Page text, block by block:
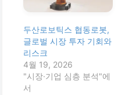
두산로보틱스 협동로봇,
글로벌 시장 투자 기회와
리스크
4월 19, 2026
"시장·기업 심층 분석"에
서